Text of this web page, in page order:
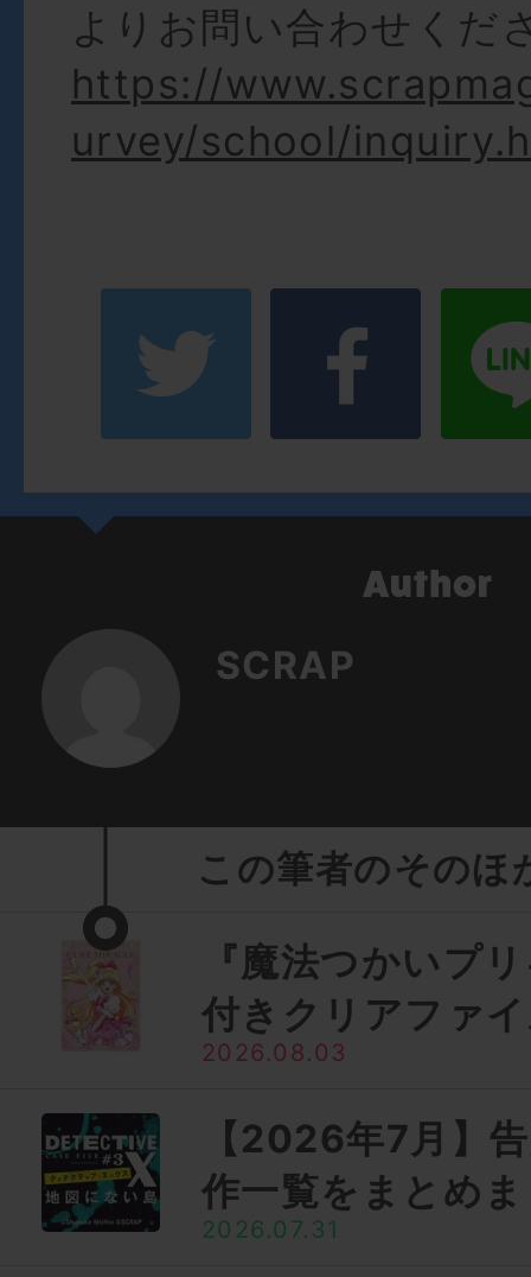
よりお問い合わせくだ
https://
urvey/school/
SCRAP
この筆者のそのほ
『魔法つかいプ
付きクリアファ
2026.08.03
【2026年7月】
作一覧をまとめ
2026.07.31